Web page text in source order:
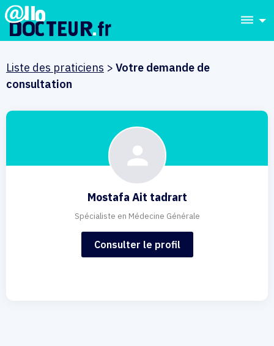
dehaze
Liste des praticiens > Votre demande de
consultation
Mostafa Ait tadrart
Spécialiste en Médecine Générale
Consulter le profil